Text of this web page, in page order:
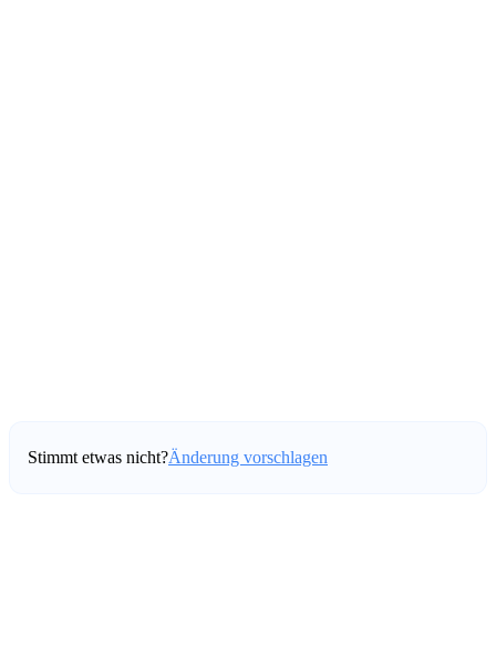
Stimmt etwas nicht?Änderung vorschlagen